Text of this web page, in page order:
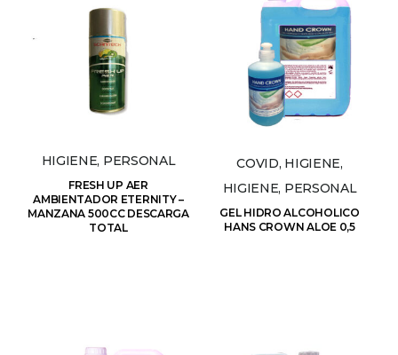
HIGIENE, PERSONAL
FRESH UP AER
AMBIENTADOR ETERNITY –
MANZANA 500CC DESCARGA
TOTAL
COVID, HIGIENE,
HIGIENE, PERSONAL
GEL HIDRO ALCOHOLICO
HANS CROWN ALOE 0,5